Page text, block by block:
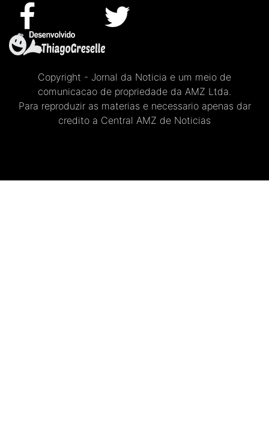
Copyright - Jornal da Noticia e um meio de
comunicacao de propriedade da AMZ Ltda.
Para reproduzir as materias e necessario apenas dar
credito a Central AMZ de Noticias